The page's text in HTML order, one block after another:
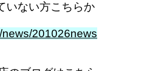
いない方こちらか
201026news